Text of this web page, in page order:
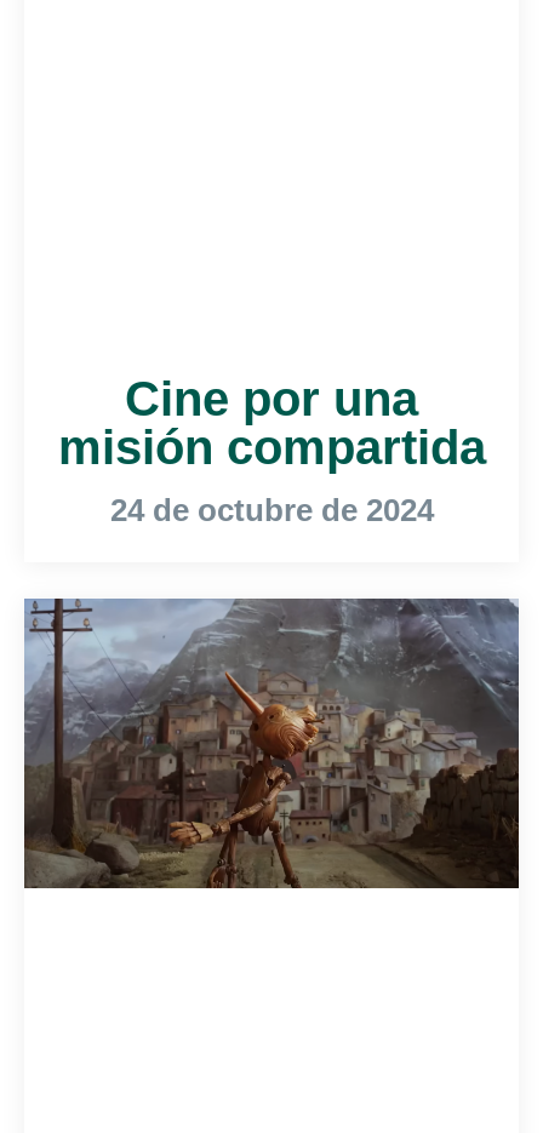
Cine por una
misión compartida
24 de octubre de 2024